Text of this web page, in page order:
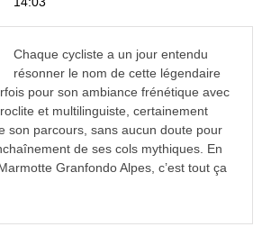
Chaque cycliste a un jour entendu
résonner le nom de cette légendaire
pour son ambiance frénétique avec
et multilinguiste, certainement
son parcours, sans aucun doute pour
de ses cols mythiques. En
Granfondo Alpes, c’est tout ça